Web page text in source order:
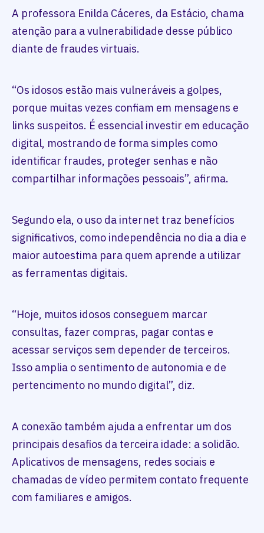
A professora Enilda Cáceres, da Estácio, chama
atenção para a vulnerabilidade desse público
diante de fraudes virtuais.
“Os idosos estão mais vulneráveis a golpes,
porque muitas vezes confiam em mensagens e
links suspeitos. É essencial investir em educação
digital, mostrando de forma simples como
identificar fraudes, proteger senhas e não
compartilhar informações pessoais”, afirma.
Segundo ela, o uso da internet traz benefícios
significativos, como independência no dia a dia e
maior autoestima para quem aprende a utilizar
as ferramentas digitais.
“Hoje, muitos idosos conseguem marcar
consultas, fazer compras, pagar contas e
acessar serviços sem depender de terceiros.
Isso amplia o sentimento de autonomia e de
pertencimento no mundo digital”, diz.
A conexão também ajuda a enfrentar um dos
principais desafios da terceira idade: a solidão.
Aplicativos de mensagens, redes sociais e
chamadas de vídeo permitem contato frequente
com familiares e amigos.